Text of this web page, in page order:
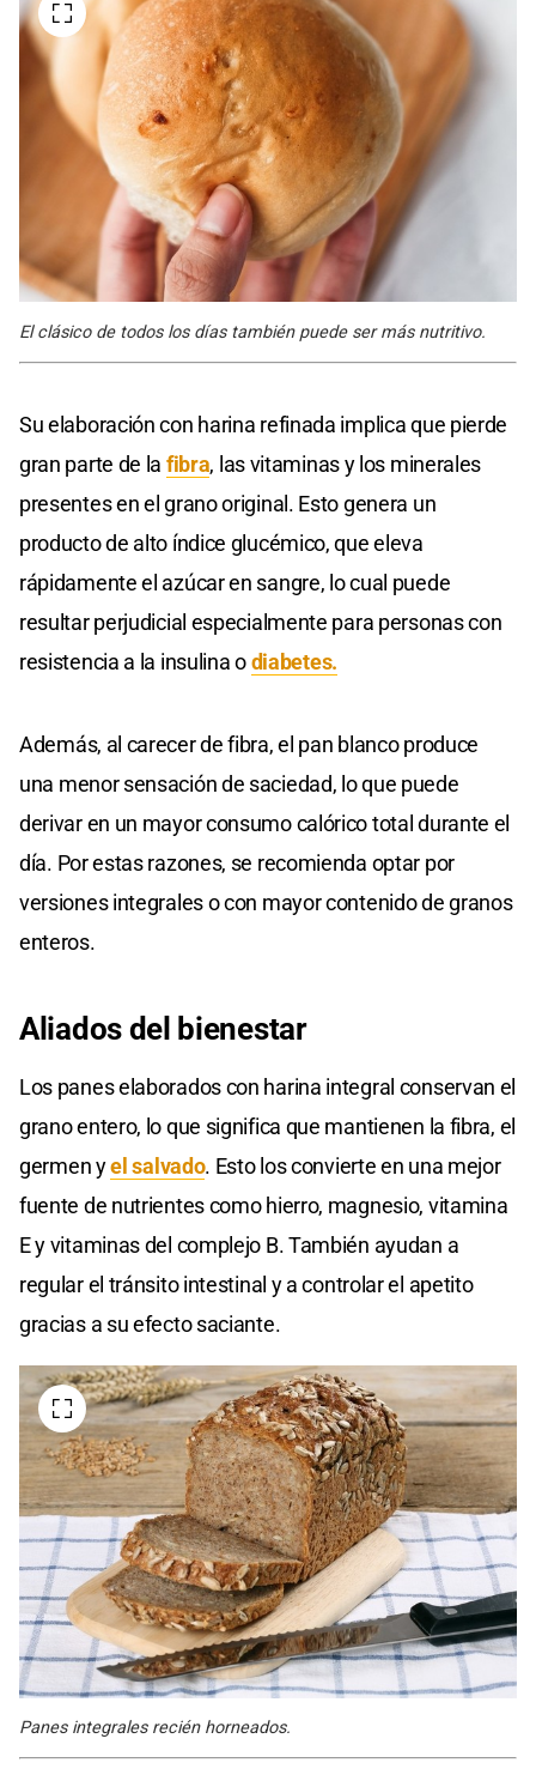
El clásico de todos los días también puede ser más nutritivo.
Su elaboración con harina refinada implica que pierde
gran parte de la fibra, las vitaminas y los minerales
presentes en el grano original. Esto genera un
producto de alto índice glucémico, que eleva
rápidamente el azúcar en sangre, lo cual puede
resultar perjudicial especialmente para personas con
resistencia a la insulina odiabetes.
Además, al carecer de fibra, el pan blanco produce
una menor sensación de saciedad, lo que puede
derivar en un mayor consumo calórico total durante el
día. Por estas razones, se recomienda optar por
versiones integrales o con mayor contenido de granos
enteros.
Aliados del bienestar
Los panes elaborados con harina integral conservan el
grano entero, lo que significa que mantienen la fibra, el
germen yel salvado. Esto los convierte en una mejor
fuente de nutrientes como hierro, magnesio, vitamina
E y vitaminas del complejo B. También ayudan a
regular el tránsito intestinal y a controlar el apetito
gracias a su efecto saciante.
Panes integrales recién horneados.